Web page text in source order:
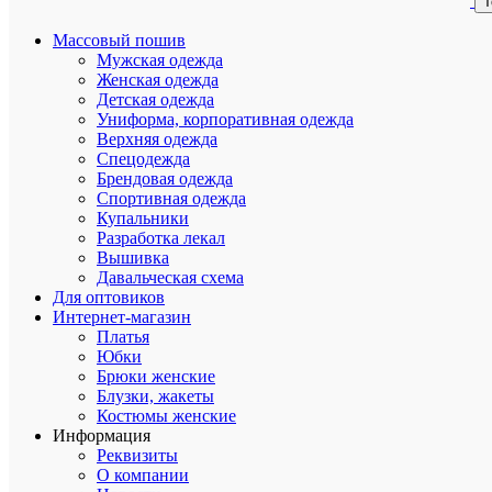
Массовый пошив
Мужская одежда
Женская одежда
Детская одежда
Униформа, корпоративная одежда
Верхняя одежда
Спецодежда
Брендовая одежда
Спортивная одежда
Купальники
Разработка лекал
Вышивка
Давальческая схема
Для оптовиков
Интернет-магазин
Платья
Юбки
Брюки женские
Блузки, жакеты
Костюмы женские
Информация
Реквизиты
О компании